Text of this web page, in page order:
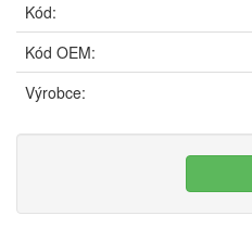
Kód:
Kód OEM:
Výrobce: